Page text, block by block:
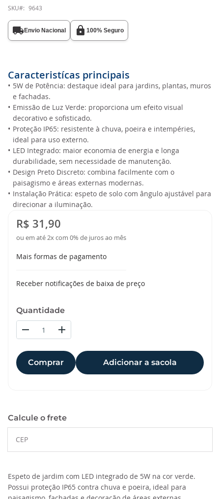
imagens
SKU 9643
Envio Nacional 100% Seguro
Caracteristícas principais
• 5W de Potência: destaque ideal para jardins, plantas, muros
e fachadas.
• Emissão de Luz Verde: proporciona um efeito visual
decorativo e sofisticado.
• Proteção IP65: resistente à chuva, poeira e intempéries,
ideal para uso externo.
• LED Integrado: maior economia de energia e longa
durabilidade, sem necessidade de manutenção.
• Design Preto Discreto: combina facilmente com o
paisagismo e áreas externas modernas.
• Instalação Prática: espeto de solo com ângulo ajustável para
direcionar a iluminação.
R$ 31,90
ou em até 2x com 0% de juros ao mês
Mais formas de pagamento
Receber notificações de baixa de preço
Quantidade
Comprar Adicionar a sacola
Calcule o frete
Espeto de jardim com LED integrado de 5W na cor verde.
Possui proteção IP65 contra chuva e poeira, ideal para